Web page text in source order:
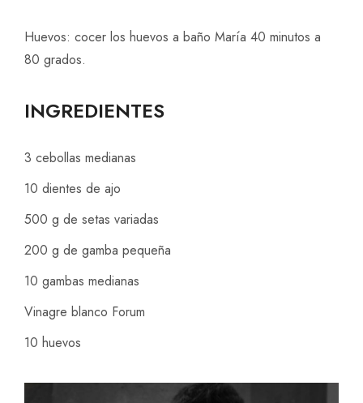
Huevos: cocer los huevos a baño María 40 minutos a
80 grados.
INGREDIENTES
3 cebollas medianas
10 dientes de ajo
500 g de setas variadas
200 g de gamba pequeña
10 gambas medianas
Vinagre blanco Forum
10 huevos